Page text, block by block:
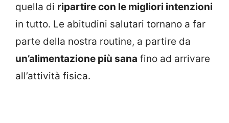
quella di ripartire con le migliori intenzioni
in tutto. Le abitudini salutari tornano a far
parte della nostra routine, a partire da
un’alimentazione più sana fino ad arrivare
all’attività fisica.